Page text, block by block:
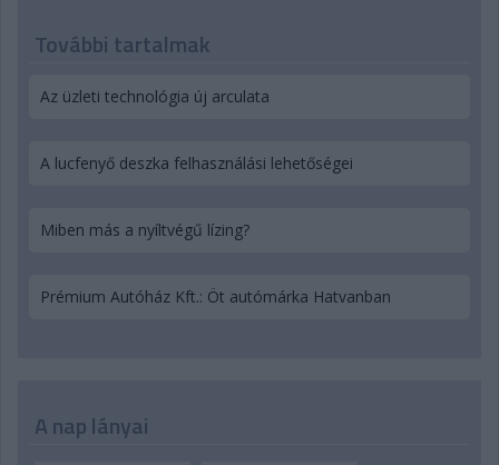
További tartalmak
Az üzleti technológia új arculata
A lucfenyő deszka felhasználási lehetőségei
Miben más a nyíltvégű lízing?
Prémium Autóház Kft.: Öt autómárka Hatvanban
A nap lányai